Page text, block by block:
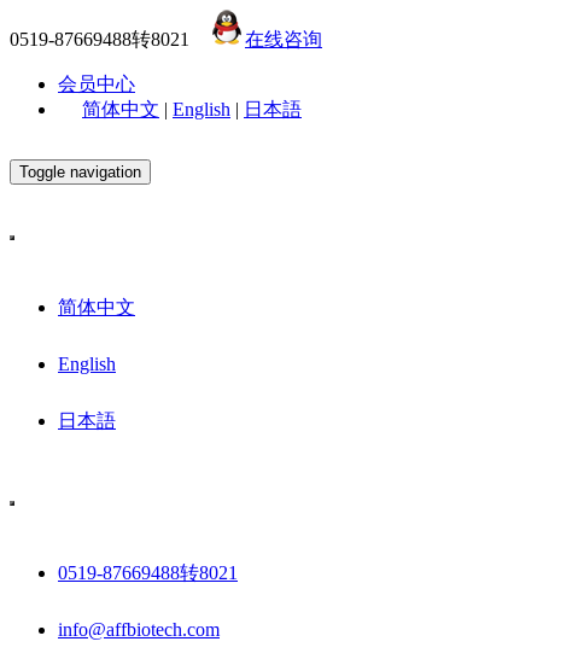
0519-87669488转8021 在线咨询
会员中心
简体中文 | English | 日本語
Toggle navigation
简体中文
English
日本語
0519-87669488转8021
info@affbiotech.com